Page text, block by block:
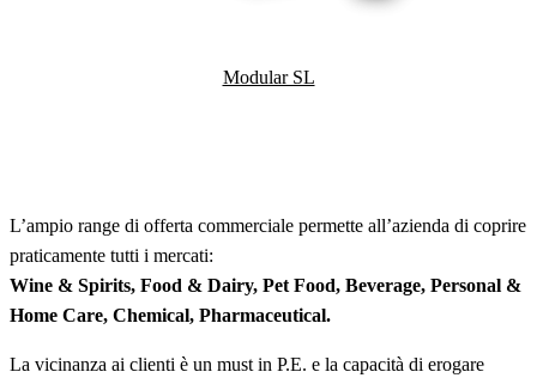
Modular SL
L’ampio range di offerta commerciale permette all’azienda di coprire
praticamente tutti i mercati:
Wine & Spirits, Food & Dairy, Pet Food, Beverage, Personal &
Home Care, Chemical, Pharmaceutical.
La vicinanza ai clienti è un must in P.E. e la capacità di erogare